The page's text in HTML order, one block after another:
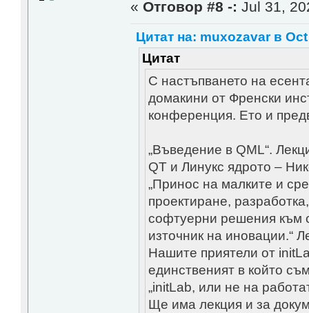
« Отговор #8 -: Jul 31,
Цитат на: muxozavar в
Цитат
С настъпването на
домакини от Френски
конференция. Ето и
„Въведение в QML“.
QT и Линукс ядрото –
„Принос на малките и
проектиране,
софтуерни решения към
източник на иновации.“
Нашите приятели от
единственият в който
„initLab, или не на
Ще има лекция и за